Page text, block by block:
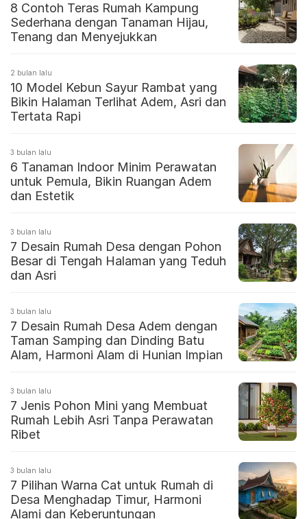
8 Contoh Teras Rumah Kampung
Sederhana dengan Tanaman Hijau,
Tenang dan Menyejukkan
2 bulan lalu
10 Model Kebun Sayur Rambat yang
Bikin Halaman Terlihat Adem, Asri dan
Tertata Rapi
3 bulan lalu
6 Tanaman Indoor Minim Perawatan
untuk Pemula, Bikin Ruangan Adem
dan Estetik
3 bulan lalu
7 Desain Rumah Desa dengan Pohon
Besar di Tengah Halaman yang Teduh
dan Asri
3 bulan lalu
7 Desain Rumah Desa Adem dengan
Taman Samping dan Dinding Batu
Alam, Harmoni Alam di Hunian Impian
3 bulan lalu
7 Jenis Pohon Mini yang Membuat
Rumah Lebih Asri Tanpa Perawatan
Ribet
3 bulan lalu
7 Pilihan Warna Cat untuk Rumah di
Desa Menghadap Timur, Harmoni
Alami dan Keberuntungan